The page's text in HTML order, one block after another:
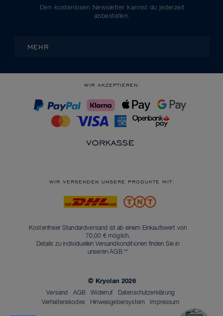
Den kostenlosen Newsletter kannst du jederzeit
abbestellen.
MEHR
WIR AKZEPTIEREN:
WIR VERSENDEN UNSERE PRODUKTE MIT:
Kostenfreier Standardversand ist ab einem Einkaufswert von
70,00 € möglich.
Details zu individuellen Versandkonditionen finden Sie in
unserenAGB.**
© Kryolan 2026
Versand AGB Widerruf
Datenschutzerklärung
Verhaltenskodex
Hinweisgebersystem Impressum